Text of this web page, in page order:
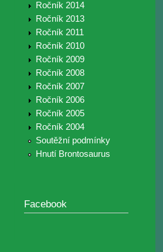
Ročník 2014
Ročník 2013
Ročník 2011
Ročník 2010
Ročník 2009
Ročník 2008
Ročník 2007
Ročník 2006
Ročník 2005
Ročník 2004
Soutěžní podmínky
Hnutí Brontosaurus
Facebook